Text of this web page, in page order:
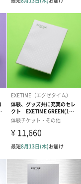
選択肢に』
カタログギフトは